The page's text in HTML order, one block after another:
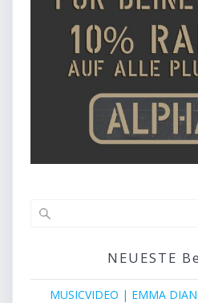
NEUESTE
MUSICVIDEO | EMMA